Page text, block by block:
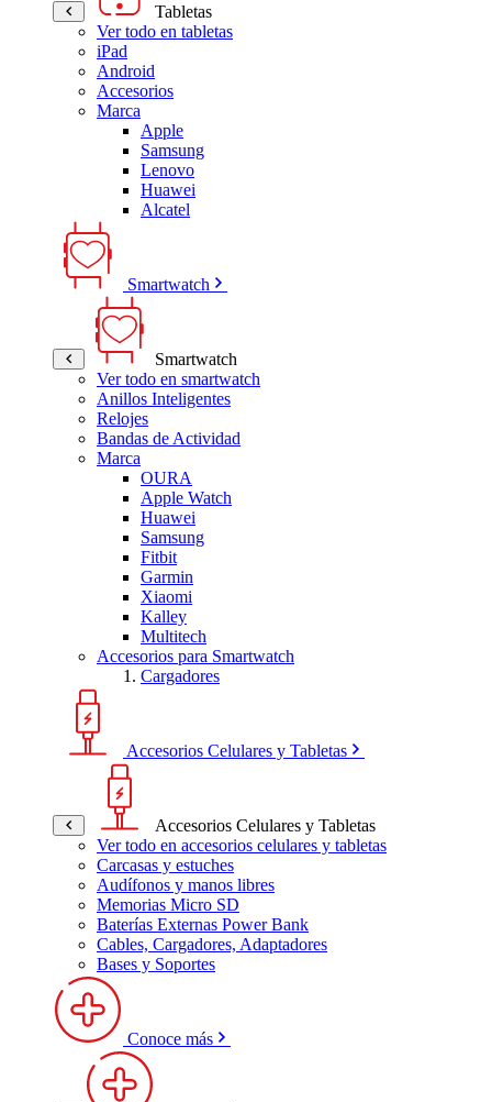
Tabletas
Ver todo en tabletas
iPad
Android
Accesorios
Marca
Apple
Samsung
Lenovo
Huawei
Alcatel
Smartwatch
Smartwatch
Ver todo en smartwatch
Anillos Inteligentes
Relojes
Bandas de Actividad
Marca
OURA
Apple Watch
Huawei
Samsung
Fitbit
Garmin
Xiaomi
Kalley
Multitech
Accesorios para Smartwatch
Cargadores
Accesorios Celulares y Tabletas
Accesorios Celulares y Tabletas
Ver todo en accesorios celulares y tabletas
Carcasas y estuches
Audífonos y manos libres
Memorias Micro SD
Baterías Externas Power Bank
Cables, Cargadores, Adaptadores
Bases y Soportes
Conoce más